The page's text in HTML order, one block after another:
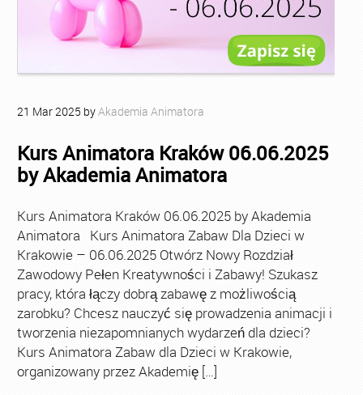
21 Mar2025 byAkademia Animatora
Kurs Animatora Kraków 06.06.2025
by Akademia Animatora
Kurs Animatora Kraków 06.06.2025 by Akademia
Animatora Kurs Animatora Zabaw Dla Dzieci w
Krakowie – 06.06.2025 Otwórz Nowy Rozdział
Zawodowy Pełen Kreatywności i Zabawy! Szukasz
pracy, która łączy dobrą zabawę z możliwością
zarobku? Chcesz nauczyć się prowadzenia animacji i
tworzenia niezapomnianych wydarzeń dla dzieci?
Kurs Animatora Zabaw dla Dzieci w Krakowie,
organizowany przez Akademię […]